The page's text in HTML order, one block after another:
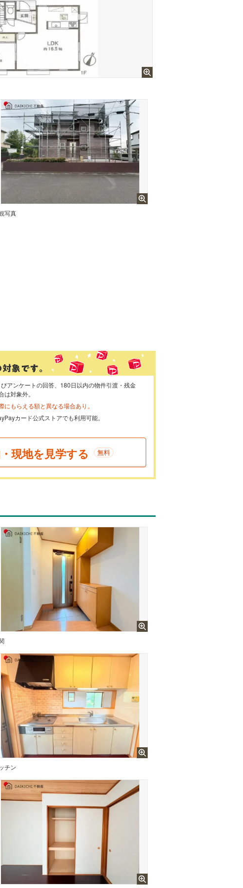
写真
アンケートの回答、180日以内の物件引渡・残金
対象外。
もらえる額と異なる場合あり。
カード公式ストアでも利用可能。
現地を見学する 無料
チン